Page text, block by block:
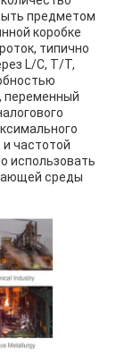
предметом
коробке
типично
L/C, T/T,
переменный
и частотой
использовать
среды